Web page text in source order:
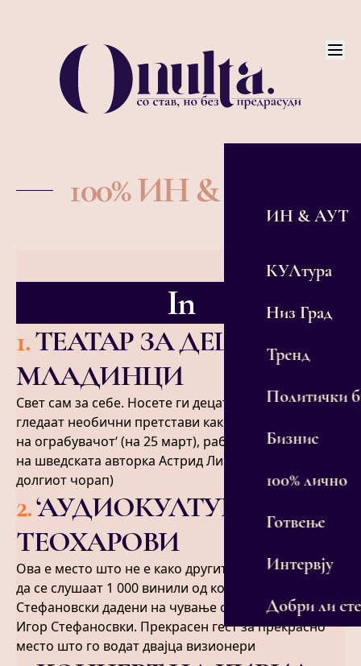
ИН & АУТ
КУЛтура
Низ Град
Тренд
Политички
Бизнис
100% лично
Готвење
Интервју
Добри ли
100% ИН & АУТ
In
1.ТЕАТАР ЗА ДЕЦА И
МЛАДИНЦИ
Свет сам за себе. Носете ги децата во театар да
гледаат необични претстави како ‘Роња, ќерката
на ограбувачот‘ (на 25 март), работена по романот
на шведската авторка Астрид Линагрен (Пипи
долгиот чорап)
2.‘АУДИОКУЛТУРА‘ НА
ТЕОХАРОВИ
Ова е место што не е како другите. Сега таму може
да се слушаат 1 000 винили од колекцијата на Горан
Стефановски дадени на чување од неговиот син
Игор Стефаносвки. Прекрасен гест за прекрасно
место што го водат двајца визионери